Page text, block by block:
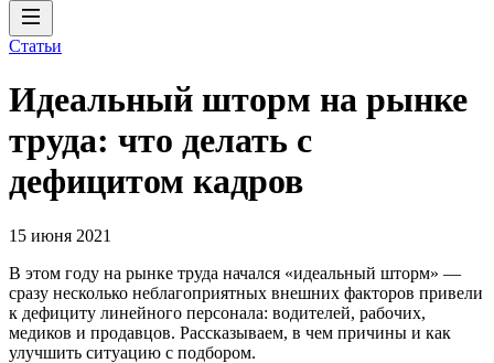
Статьи
Идеальный шторм на рынке
труда: что делать с
дефицитом кадров
15 июня 2021
В этом году на рынке труда начался «идеальный шторм» —
сразу несколько неблагоприятных внешних факторов привели
к дефициту линейного персонала: водителей, рабочих,
медиков и продавцов. Рассказываем, в чем причины и как
улучшить ситуацию с подбором.